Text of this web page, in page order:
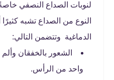
لنوبات الصداع النصفي
النوع من الصداع تشبه
الدماغية وتتضمن التالي:
الشعور بالخفقان
واحد من الرأس.